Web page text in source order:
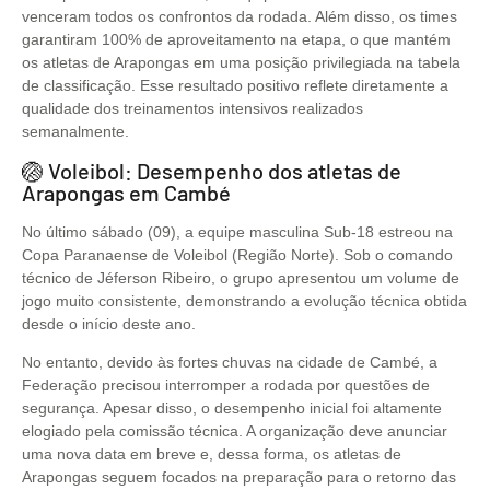
venceram todos os confrontos da rodada. Além disso, os times
garantiram 100% de aproveitamento na etapa, o que mantém
os atletas de Arapongas em uma posição privilegiada na tabela
de classificação. Esse resultado positivo reflete diretamente a
qualidade dos treinamentos intensivos realizados
semanalmente.
🏐 Voleibol: Desempenho dos atletas de
Arapongas em Cambé
No último sábado (09), a equipe masculina Sub-18 estreou na
Copa Paranaense de Voleibol (Região Norte). Sob o comando
técnico de Jéferson Ribeiro, o grupo apresentou um volume de
jogo muito consistente, demonstrando a evolução técnica obtida
desde o início deste ano.
No entanto, devido às fortes chuvas na cidade de Cambé, a
Federação precisou interromper a rodada por questões de
segurança. Apesar disso, o desempenho inicial foi altamente
elogiado pela comissão técnica. A organização deve anunciar
uma nova data em breve e, dessa forma, os atletas de
Arapongas seguem focados na preparação para o retorno das